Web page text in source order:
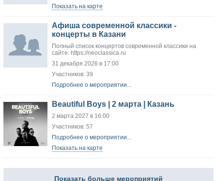
Показать на карте
Афиша современной классики -
концерты в Казани
Полный список концертов современной классики на
сайте: https://neoclassica.ru
31 декабря 2026 в 17:00
Участников: 39
Подробнее о мероприятии...
Beautiful Boys | 2 марта | Казань
2 марта 2027 в 16:00
Участников: 57
Подробнее о мероприятии...
Показать на карте
Показать больше мероприятий